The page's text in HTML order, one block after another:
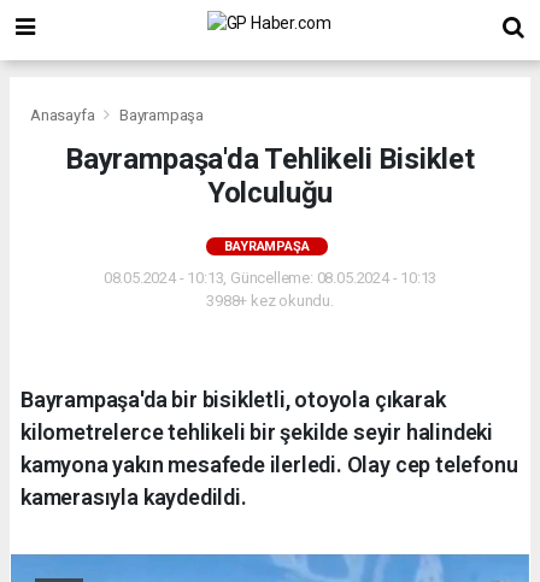
Anasayfa Bayrampaşa
Bayrampaşa'da Tehlikeli Bisiklet
Yolculuğu
BAYRAMPAŞA
08.05.2024 - 10:13, Güncelleme: 08.05.2024 - 10:13
3988+ kez okundu.
Bayrampaşa'da bir bisikletli, otoyola çıkarak
kilometrelerce tehlikeli bir şekilde seyir halindeki
kamyona yakın mesafede ilerledi. Olay cep telefonu
kamerasıyla kaydedildi.